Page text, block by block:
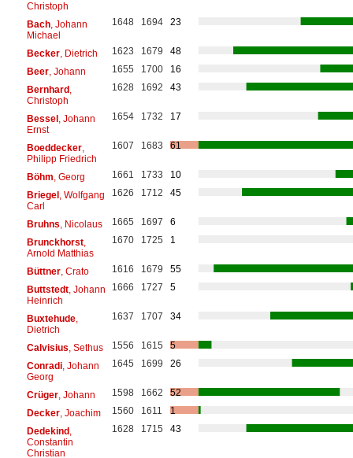
Christoph
Bach, Johann
Michael
1648 1694 23
Becker, Dietrich 1623 1679
48
Beer, Johann 1655 1700
16
Bernhard,
Christoph
1628 1692 43
Bessel, Johann
Ernst
1654 1732 17
Boeddecker,
Philipp Friedrich
1607 1683 61
Böhm , Georg 1661 1733
10
Briegel, Wolfgang
Carl
1626 1712 45
Bruhns , Nicolaus 1665 1697
6
Brunckhorst,
Arnold Matthias
1670 1725 1
Büttner, Crato 1616 1679
55
Buttstedt, Johann
Heinrich
1666 1727 5
Buxtehude,
Dietrich
1637 1707 34
Calvisius , Sethus 1556 1615
5
Conradi, Johann
Georg
1645 1699 26
Crüger, Johann 1598 1662
52
Decker, Joachim 1560 1611
1
Dedekind,
Constantin
Christian
1628 1715 43